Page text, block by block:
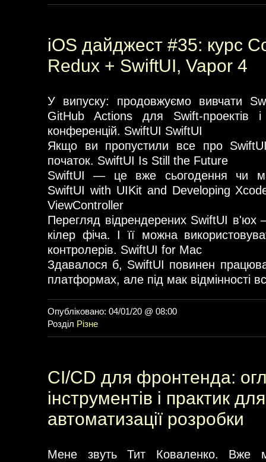
iOS дайджест #35: курс
Redux + SwiftUI, Vapor 4
У випуску: продовжуємо вивчати
GitHub Actions для Swift-проектів
конференцій. SwiftUI SwiftUI
Якщо ви пропустили все про
початок. SwiftUI Is Still the Future
SwiftUI — це вже сьогодення чи
SwiftUI with UIKit and Developing
ViewController
Перегляд відрендерених SwiftUI
кілер фіча. І її можна
контролерів. SwiftUI for Mac
Здавалося б, SwiftUI повинен
платформах, але під мак відмінності
Опубліковано: 04/01/20 @ 08:00
Розділ Різне
CI/CD для фронтенда:
інструментів і практик для
автоматизації розробки
Мене звуть Тит Коваленко. Вже